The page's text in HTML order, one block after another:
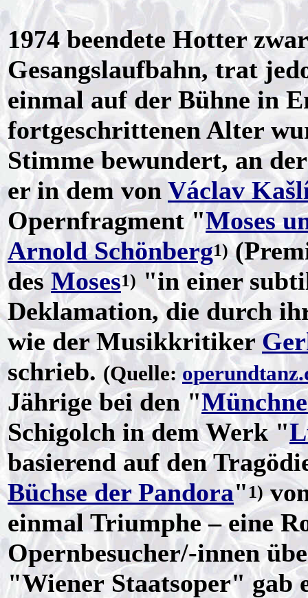
1974 beendete Hotter
Gesangslaufbahn, trat
einmal auf der Bühne in
fortgeschrittenen Alter
Stimme bewundert, an
er in dem von Václav
Opernfragment "Moses
Arnold Schönberg1)
desMoses1) "in einer
Deklamation, die durch
wie der Musikkritiker
schrieb. (Quelle:
Jährige bei den "
Schigolch in dem Werk "
basierend auf den
Büchse der Pandora"1)
einmal Triumphe – eine
Opernbesucher/-innen
"Wiener Staatsoper" gab